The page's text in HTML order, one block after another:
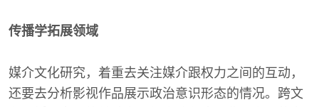
传播学拓展领域
媒介文化研究，着重去关注媒介跟权力之间的互动，
还要去分析影视作品展示政治意识形态的情况。跨文